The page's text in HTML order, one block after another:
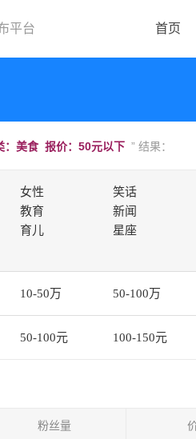
平台 首页
：美食 报价：50元以下 ” 结果：
女性
笑话
教育
新闻
育儿
星座
10-50万 50-100万
50-100元 100-150元
粉丝量